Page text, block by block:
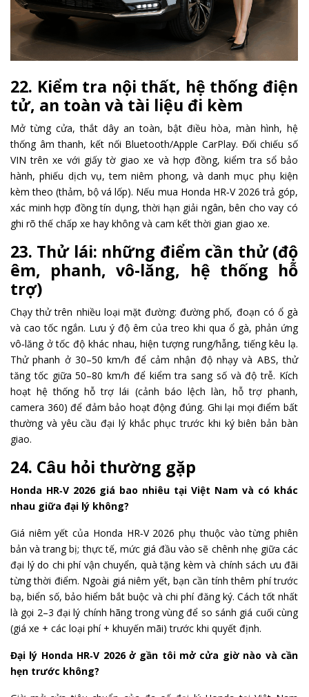
22. Kiểm tra nội thất, hệ thống điện
tử, an toàn và tài liệu đi kèm
Mở từng cửa, thắt dây an toàn, bật điều hòa, màn hình, hệ
thống âm thanh, kết nối Bluetooth/Apple CarPlay. Đối chiếu số
VIN trên xe với giấy tờ giao xe và hợp đồng, kiểm tra sổ bảo
hành, phiếu dịch vụ, tem niêm phong, và danh mục phụ kiện
kèm theo (thảm, bộ vá lốp). Nếu mua Honda HR‑V 2026 trả góp,
xác minh hợp đồng tín dụng, thời hạn giải ngân, bên cho vay có
ghi rõ thế chấp xe hay không và cam kết thời gian giao xe.
23. Thử lái: những điểm cần thử (độ
êm, phanh, vô-lăng, hệ thống hỗ
trợ)
Chạy thử trên nhiều loại mặt đường: đường phố, đoạn có ổ gà
và cao tốc ngắn. Lưu ý độ êm của treo khi qua ổ gà, phản ứng
vô‑lăng ở tốc độ khác nhau, hiện tượng rung/hẫng, tiếng kêu lạ.
Thử phanh ở 30–50 km/h để cảm nhận độ nhạy và ABS, thử
tăng tốc giữa 50–80 km/h để kiểm tra sang số và độ trễ. Kích
hoạt hệ thống hỗ trợ lái (cảnh báo lệch làn, hỗ trợ phanh,
camera 360) để đảm bảo hoạt động đúng. Ghi lại mọi điểm bất
thường và yêu cầu đại lý khắc phục trước khi ký biên bản bàn
giao.
24. Câu hỏi thường gặp
Honda HR‑V 2026 giá bao nhiêu tại Việt Nam và có khác
nhau giữa đại lý không?
Giá niêm yết của Honda HR‑V 2026 phụ thuộc vào từng phiên
bản và trang bị; thực tế, mức giá đầu vào sẽ chênh nhẹ giữa các
đại lý do chi phí vận chuyển, quà tặng kèm và chính sách ưu đãi
từng thời điểm. Ngoài giá niêm yết, bạn cần tính thêm phí trước
bạ, biển số, bảo hiểm bắt buộc và chi phí đăng ký. Cách tốt nhất
là gọi 2–3 đại lý chính hãng trong vùng để so sánh giá cuối cùng
(giá xe + các loại phí + khuyến mãi) trước khi quyết định.
Đại lý Honda HR‑V 2026 ở gần tôi mở cửa giờ nào và cần
hẹn trước không?